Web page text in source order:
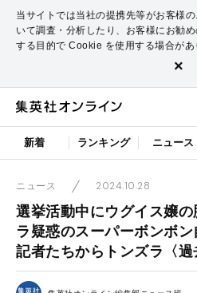
当サイトでは当社の提携先等がお客様
いて調査・分析したり、お客様にお勧
する目的で Cookie を使用する場合があ
×
新着 ランキング ニュース
ニュース 2024.10.28
選挙活動中にウグイス嬢
ラ疑惑のスーパーボンボ
記者たちからトンズラ〈過